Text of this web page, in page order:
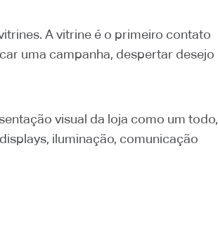
A vitrine é o primeiro contato
uma campanha, despertar desejo
visual da loja como um todo,
iluminação, comunicação